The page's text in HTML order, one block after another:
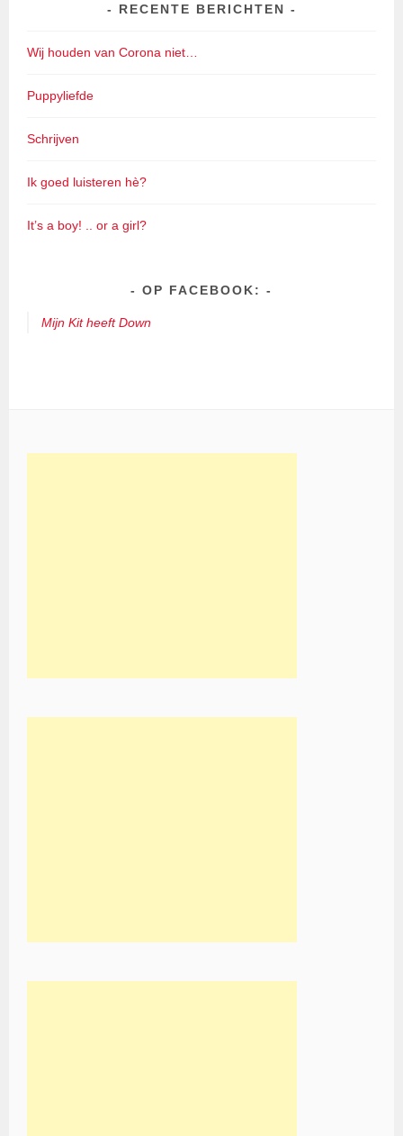
RECENTE BERICHTEN
Wij houden van Corona niet…
Puppyliefde
Schrijven
Ik goed luisteren hè?
It’s a boy! .. or a girl?
OP FACEBOOK:
Mijn Kit heeft Down